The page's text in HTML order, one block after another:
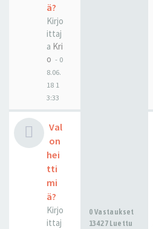
ä?
Kirjo
ittaj
a Kri
o - 0
8.06.
18 1
3:33
Val
on
hei
tti
mi
ä?
Kirjo
ittaj
0 Vastaukset
13427 Luettu